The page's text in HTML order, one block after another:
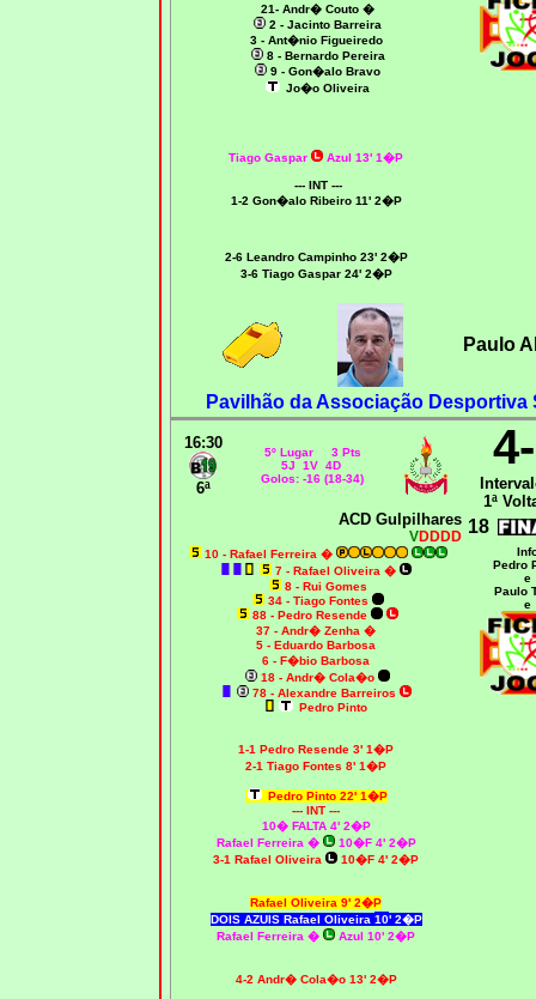
21- Andr� Couto �
2 - Jacinto Barreira
3 - Ant�nio Figueiredo
8 - Bernardo Pereira
9 - Gon�alo Bravo
Jo�o Oliveira
Tiago Gaspar Azul 13' 1�P
--- INT ---
1-2 Gon�alo Ribeiro 11' 2�P
2-6 Leandro Campinho 23' 2�P
3-6 Tiago Gaspar 24' 2�P
Paulo
Pavilhão da Associação
16:30
6ª
5º Lugar 3 Pts
5J 1V 4D
Golos: -16 (18-34)
1ª
ACD Gulpilhares
VDDDD 18
10 - Rafael Ferreira �
7 - Rafael Oliveira �
8 - Rui Gomes
34 - Tiago Fontes
88 - Pedro Resende
37 - Andr� Zenha �
5 - Eduardo Barbosa
6 - F�bio Barbosa
18 - Andr� Cola�o
78 - Alexandre Barreiros
Pedro Pinto
1-1 Pedro Resende 3' 1�P
2-1 Tiago Fontes 8' 1�P
Pedro Pinto 22' 1�P
--- INT ---
10� FALTA 4' 2�P
Rafael Ferreira �
10�F 4' 2�P
3-1 Rafael Oliveira
10�F 4' 2�P
Rafael Oliveira 9' 2�P
DOIS AZUIS Rafael Oliveira 10' 2�P
Rafael Ferreira �
Azul 10' 2�P
4-2 Andr� Cola�o 13' 2�P
Pedro
e
Paulo
e